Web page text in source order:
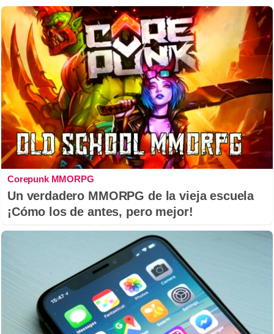
Corepunk MMORPG
Un verdadero MMORPG de la vieja escuela
¡Cómo los de antes, pero mejor!